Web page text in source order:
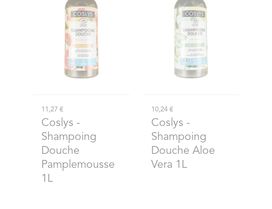
11,27 €
Coslys -
Shampoing
Douche
Pamplemousse
1L
10,24 €
Coslys -
Shampoing
Douche Aloe
Vera 1L